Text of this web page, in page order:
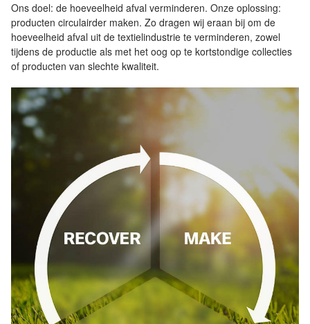
Ons doel: de hoeveelheid afval verminderen. Onze oplossing:
producten circulairder maken. Zo dragen wij eraan bij om de
hoeveelheid afval uit de textielindustrie te verminderen, zowel
tijdens de productie als met het oog op te kortstondige collecties
of producten van slechte kwaliteit.